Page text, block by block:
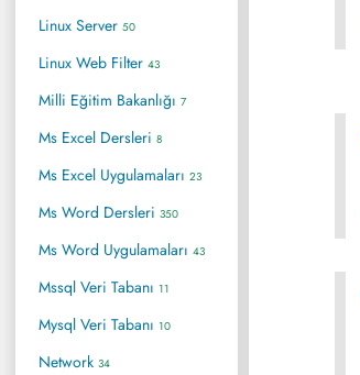
Linux Server 50
Linux Web Filter 43
Milli Eğitim Bakanlığı 7
Ms Excel Dersleri 8
Ms Excel Uygulamaları 23
Ms Word Dersleri 350
Ms Word Uygulamaları 43
Mssql Veri Tabanı 11
Mysql Veri Tabanı 10
Network 34